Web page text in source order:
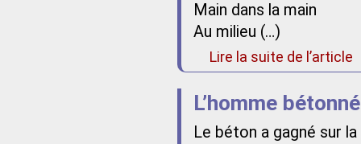
Main dans la main
Au milieu (…)
Lire la suite de l’article
L’homme bétonné
Le béton a gagné sur